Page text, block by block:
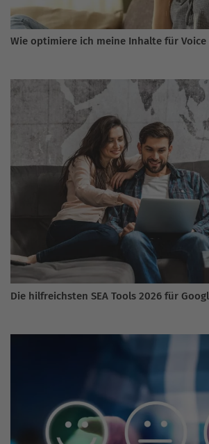
Wie optimiere ich meine Inhalte für Voice
Die hilfreichsten SEA Tools 2026 für